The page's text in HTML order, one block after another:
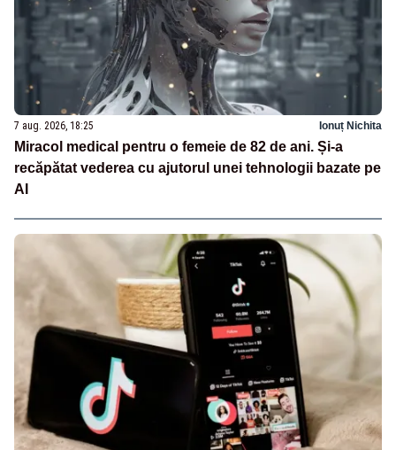
7 aug. 2026, 18:25 Ionuț Nichita
Miracol medical pentru o femeie de 82 de ani. Și-a
recăpătat vederea cu ajutorul unei tehnologii bazate pe
AI